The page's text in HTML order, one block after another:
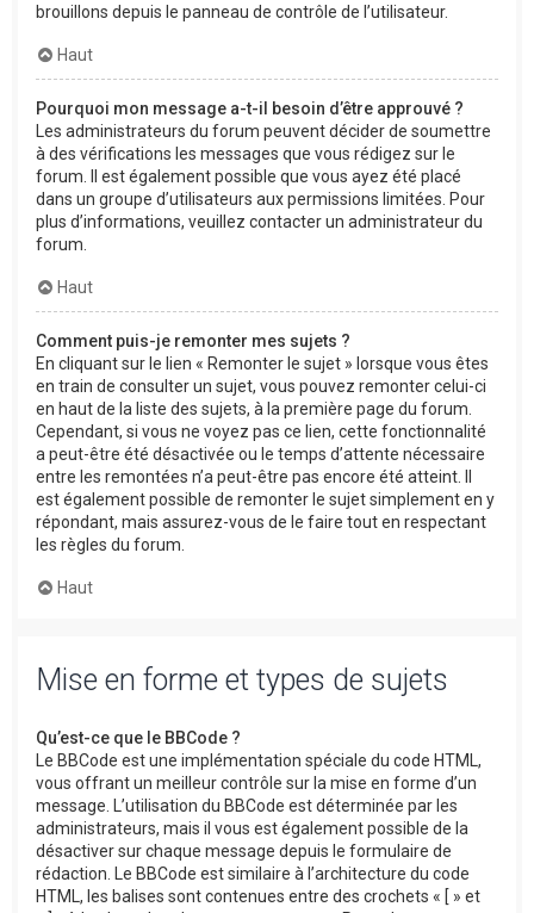
brouillons depuis le panneau de contrôle de l’utilisateur.
Haut
Pourquoi mon message a-t-il besoin d’être approuvé ?
Les administrateurs du forum peuvent décider de soumettre
à des vérifications les messages que vous rédigez sur le
forum. Il est également possible que vous ayez été placé
dans un groupe d’utilisateurs aux permissions limitées. Pour
plus d’informations, veuillez contacter un administrateur du
forum.
Haut
Comment puis-je remonter mes sujets ?
En cliquant sur le lien « Remonter le sujet » lorsque vous êtes
en train de consulter un sujet, vous pouvez remonter celui-ci
en haut de la liste des sujets, à la première page du forum.
Cependant, si vous ne voyez pas ce lien, cette fonctionnalité
a peut-être été désactivée ou le temps d’attente nécessaire
entre les remontées n’a peut-être pas encore été atteint. Il
est également possible de remonter le sujet simplement en y
répondant, mais assurez-vous de le faire tout en respectant
les règles du forum.
Haut
Mise en forme et types de sujets
Qu’est-ce que le BBCode ?
Le BBCode est une implémentation spéciale du code HTML,
vous offrant un meilleur contrôle sur la mise en forme d’un
message. L’utilisation du BBCode est déterminée par les
administrateurs, mais il vous est également possible de la
désactiver sur chaque message depuis le formulaire de
rédaction. Le BBCode est similaire à l’architecture du code
HTML, les balises sont contenues entre des crochets « [ » et